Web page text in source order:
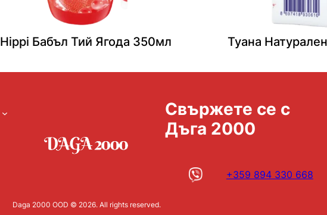
Hippi Бабъл Тий Ягода 350мл Туана
Свържете се с
Дъга 2000
+359 894 330 668
Daga 2000 OOD © 2026. All rights reserved.